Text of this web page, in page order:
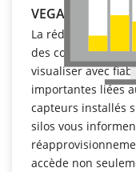
VEGA Inventory
La réduction des
des coûts. VEGA
visualiser avec
importantes liées
capteurs installés
silos vous
accède non